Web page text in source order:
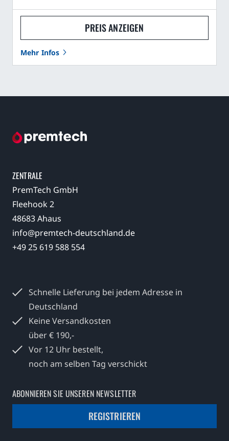
PREIS ANZEIGEN
Mehr Infos
ZENTRALE
PremTech GmbH
Fleehook 2
48683 Ahaus
info@premtech-deutschland.de
+49 25 619 588 554
Schnelle Lieferung bei jedem Adresse in
Deutschland
Keine Versandkosten
über € 190,-
Vor 12 Uhr bestellt,
noch am selben Tag verschickt
ABONNIEREN SIE UNSEREN NEWSLETTER
REGISTRIEREN